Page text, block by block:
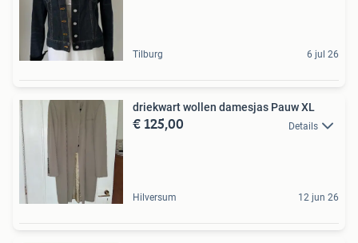
Tilburg 6 jul 26
driekwart wollen damesjas Pauw XL
€ 125,00 Details
Hilversum 12 jun 26